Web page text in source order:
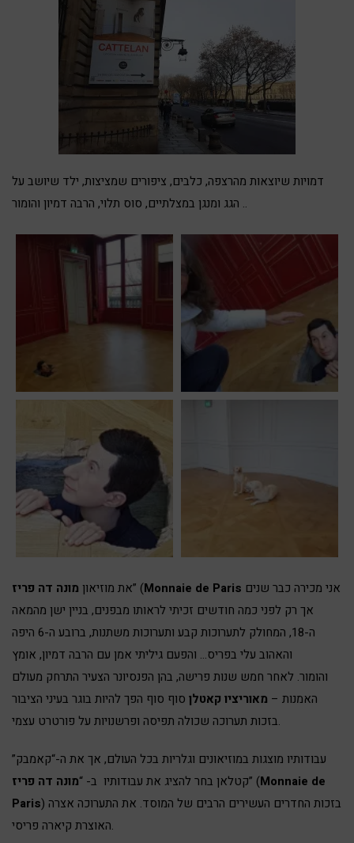
דמויות שיוצאות מהרצפה, כלבים, ציפורים שמציצות, ילד שיושב על
הגג ומנגן במצלתיים, סוס תלוי, הרבה דמיון והומור ..
את מוזיאון מונה דה פריז ” (Monnaie de Paris אני מכירה כבר שנים
אך רק לפני כמה חודשים זכיתי לראותו מבפנים, בניין ישן מהמאה
ה-18, המחולק לתערוכות קבע ותערוכות משתנות, ברובע ה-6 היפה
והאהוב עלי בפריס… והפעם גיליתי אמן עם הרבה דמיון, אומץ
והומור. לאחר חמש שנות פרישה, בהן הפנסיונר הצעיר התרחק מעולם
האמנות – מאוריציו קאטלן סוף סוף הפך להיות בוגר בעיני הציבור
בזכות תערוכה שכולה תפיסה ופרשנויות על פורטרט עצמי.
עבודותיו מוצגות במוזיאונים וגלריות בכל העולם, אך את ה-“קאמבק”
קטלאן בחר להציג את עבודותיו ב- “מונה דה פריז ” (Monnaie de
Paris) בזכות החדרים העשירים הרבים של המוסד. את התערוכה אצרה
האוצרת קיארה פריסי.